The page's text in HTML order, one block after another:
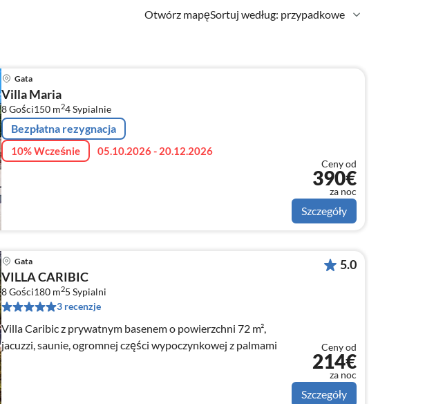
Otwórz mapęSortuj według: przypadkowe
Gata
Villa Maria
8 Gości150 m24Sypialnie
Bezpłatna rezygnacja
10% Wcześnie 05.10.2026 - 20.12.2026
Ceny od
390€
za noc
Szczegóły
Gata
VILLA CARIBIC
8 Gości180 m25 Sypialni
3 recenzje
Villa Caribic z prywatnym basenem o powierzchni 72 m²,
jacuzzi, saunie, ogromnej części wypoczynkowej z palmami
5.0
Ceny od
214€
za noc
Szczegóły